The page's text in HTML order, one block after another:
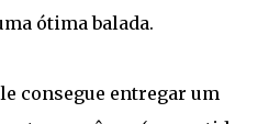
ótima balada.
consegue entregar um